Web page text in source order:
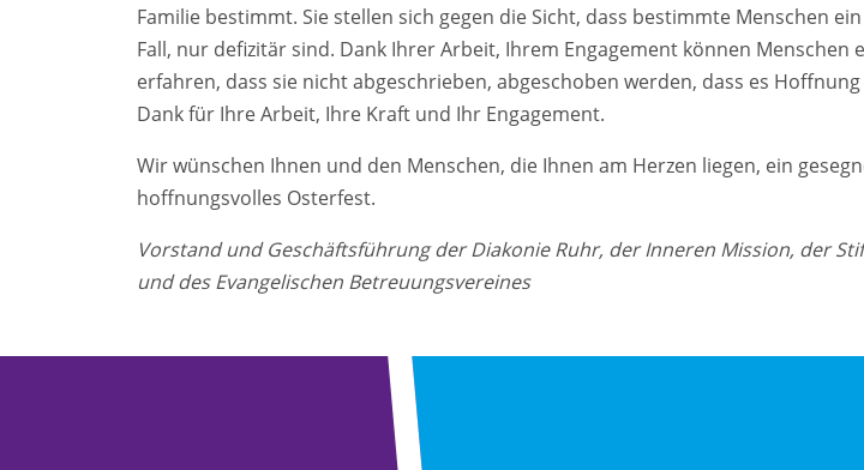
Familie bestimmt. Sie stellen sich gegen die Sicht, dass bestimmte Menschen
Fall, nur defizitär sind. Dank Ihrer Arbeit, Ihrem Engagement können Menschen
erfahren, dass sie nicht abgeschrieben, abgeschoben werden, dass es
Dank für Ihre Arbeit, Ihre Kraft und Ihr Engagement.
Wir wünschen Ihnen und den Menschen, die Ihnen am Herzen liegen, ein
hoffnungsvolles Osterfest.
Vorstand und Geschäftsführung der Diakonie Ruhr, der Inneren Mission, der
und des Evangelischen Betreuungsvereines